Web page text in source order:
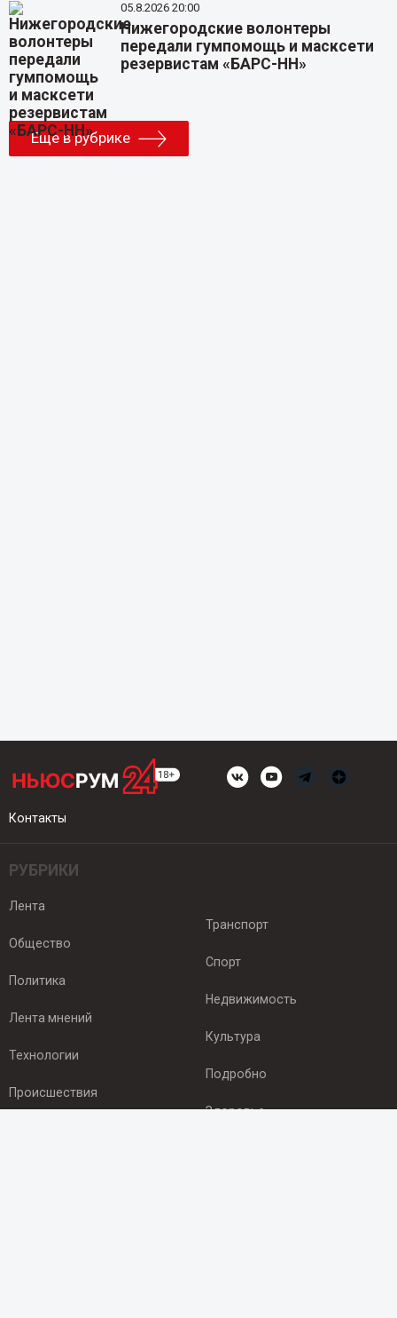
05.8.2026 20:00
Нижегородские волонтеры
передали гумпомощь и масксети
резервистам «БАРС-НН»
Еще в рубрике
Контакты
РУБРИКИ
Лента
Общество
Политика
Лента мнений
Технологии
Происшествия
Транспорт
Спорт
Недвижимость
Культура
Подробно
Здоровье